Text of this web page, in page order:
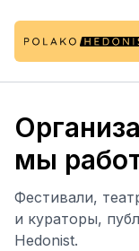
мы
Фестивали,
и кураторы,
Hedonist.